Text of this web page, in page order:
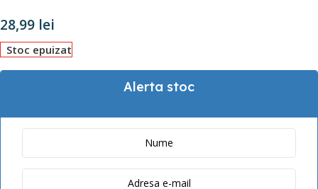
28,99 lei
Stoc epuizat
Alerta stoc